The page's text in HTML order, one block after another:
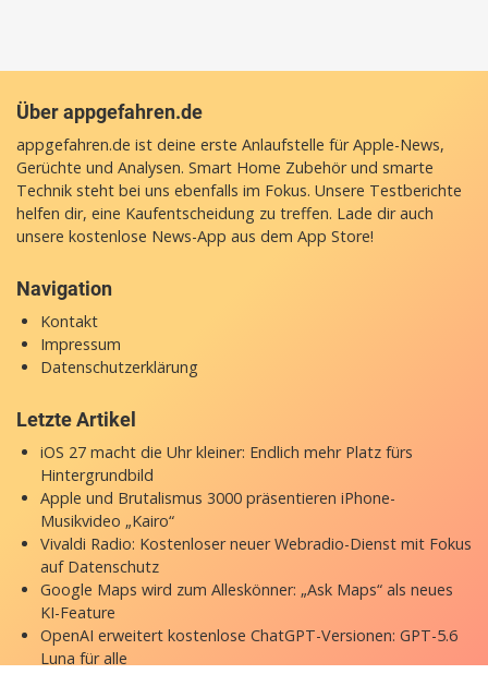
Über appgefahren.de
appgefahren.de ist deine erste Anlaufstelle für Apple-News,
Gerüchte und Analysen. Smart Home Zubehör und smarte
Technik steht bei uns ebenfalls im Fokus. Unsere Testberichte
helfen dir, eine Kaufentscheidung zu treffen. Lade dir auch
unsere kostenlose News-App aus dem App Store!
Navigation
Kontakt
Impressum
Datenschutzerklärung
Letzte Artikel
iOS 27 macht die Uhr kleiner: Endlich mehr Platz fürs
Hintergrundbild
Apple und Brutalismus 3000 präsentieren iPhone-
Musikvideo „Kairo“
Vivaldi Radio: Kostenloser neuer Webradio-Dienst mit Fokus
auf Datenschutz
Google Maps wird zum Alleskönner: „Ask Maps“ als neues
KI-Feature
OpenAI erweitert kostenlose ChatGPT-Versionen: GPT-5.6
Luna für alle